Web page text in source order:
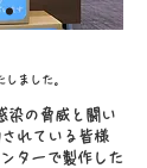
ました。
染の脅威と闘い
れている皆様
ターで製作した